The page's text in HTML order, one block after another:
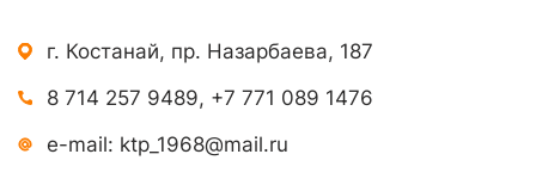
г. Костанай, пр. Назарбаева, 187
8 714 257 9489, +7 771 089 1476
e-mail: ktp_1968@mail.ru